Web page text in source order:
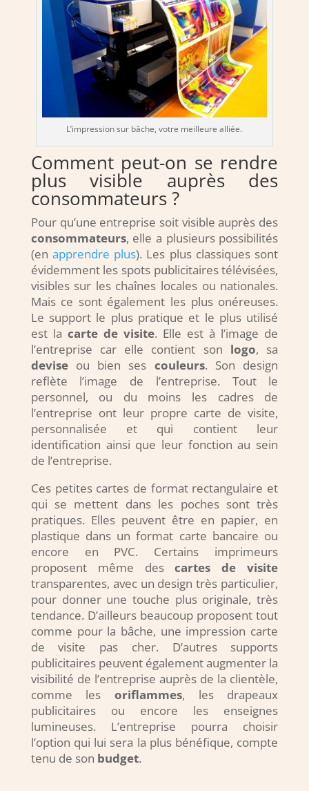
L’impression sur bâche, votre meilleure alliée.
Comment peut-on se rendre
plus visible auprès des
consommateurs ?
Pour qu’une entreprise soit visible auprès des
consommateurs, elle a plusieurs possibilités
(enapprendre plus). Les plus classiques sont
évidemment les spots publicitaires télévisées,
visibles sur les chaînes locales ou nationales.
Mais ce sont également les plus onéreuses.
Le support le plus pratique et le plus utilisé
est la carte de visite. Elle est à l’image de
l’entreprise car elle contient son logo, sa
deviseou bien ses couleurs. Son design
reflète l’image de l’entreprise. Tout le
personnel, ou du moins les cadres de
l’entreprise ont leur propre carte de visite,
personnalisée et qui contient leur
identification ainsi que leur fonction au sein
de l’entreprise.
Ces petites cartes de format rectangulaire et
qui se mettent dans les poches sont très
pratiques. Elles peuvent être en papier, en
plastique dans un format carte bancaire ou
encore en PVC. Certains imprimeurs
proposent même descartes de visite
transparentes, avec un design très particulier,
pour donner une touche plus originale, très
tendance. D’ailleurs beaucoup proposent tout
comme pour la bâche, une impression carte
de visite pas cher. D’autres supports
publicitaires peuvent également augmenter la
visibilité de l’entreprise auprès de la clientèle,
comme les oriflammes, les drapeaux
publicitaires ou encore les enseignes
lumineuses. L’entreprise pourra choisir
l’option qui lui sera la plus bénéfique, compte
tenu de son budget.